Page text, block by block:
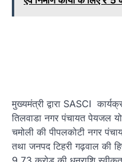
मुख्यमंत्री द्वारा SASCI
तिलवाडा नगर पंचायत पेयजल
चमोली की पीपलकोटी नगर
तथा जनपद टिहरी गढ़वाल की